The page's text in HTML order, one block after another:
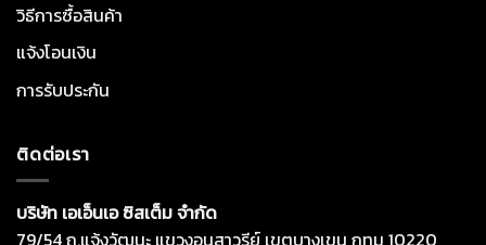
วิธีการซื้อสินค้า
แจ้งโอนเงิน
การรับประกัน
ติดต่อเรา
บริษัท เอเอ็นเอ ซิสเต็ม จำกัด
79/54 ถ.แจ้งวัฒนะ แขวงอนุสาวรีย์ เขตบางเขน กทม 10220